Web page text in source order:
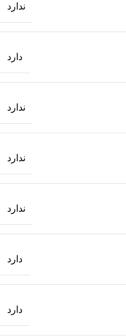
ندارد
دارد
ندارد
ندارد
ندارد
دارد
دارد